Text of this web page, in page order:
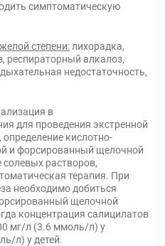
симптоматическую
степени: лихорадка,
респираторный алкалоз,
недостаточность,
в
для проведения экстренной
кислотно-
и форсированный щелочной
солевых растворов,
терапия. При
необходимо добиться
щелочной
концентрация салицилатов
мг/л (3.6 ммоль/л) у
л) у детей.